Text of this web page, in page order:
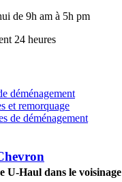
de 9h am à 5h pm
24 heures
déménagement
et remorquage
de déménagement
U-Haul dans le voisinage